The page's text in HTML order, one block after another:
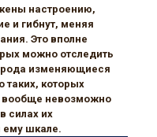
настроению,
и гибнут, меняя
Это вполне
можно отследить
рода изменяющиеся
таких, которых
вообще невозможно
силах их
ему шкале.